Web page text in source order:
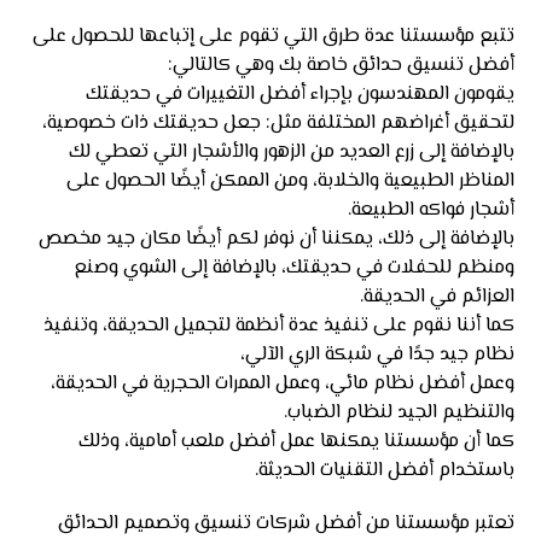
تتبع مؤسستنا عدة طرق التي تقوم على إتباعها للحصول على
أفضل تنسيق حدائق خاصة بك وهي كالتالي:
يقومون المهندسون بإجراء أفضل التغييرات في حديقتك
لتحقيق أغراضهم المختلفة مثل: جعل حديقتك ذات خصوصية،
بالإضافة إلى زرع العديد من الزهور والأشجار التي تعطي لك
المناظر الطبيعية والخلابة، ومن الممكن أيضًا الحصول على
أشجار فواكه الطبيعة.
بالإضافة إلى ذلك، يمكننا أن نوفر لكم أيضًا مكان جيد مخصص
ومنظم للحفلات في حديقتك، بالإضافة إلى الشوي وصنع
العزائم في الحديقة.
كما أننا نقوم على تنفيذ عدة أنظمة لتجميل الحديقة، وتنفيذ
نظام جيد جدًا في شبكة الري الآلي،
وعمل أفضل نظام مائي، وعمل الممرات الحجرية في الحديقة،
والتنظيم الجيد لنظام الضباب.
كما أن مؤسستنا يمكنها عمل أفضل ملعب أمامية، وذلك
باستخدام أفضل التقنيات الحديثة.
تعتبر مؤسستنا من أفضل شركات تنسيق وتصميم الحدائق